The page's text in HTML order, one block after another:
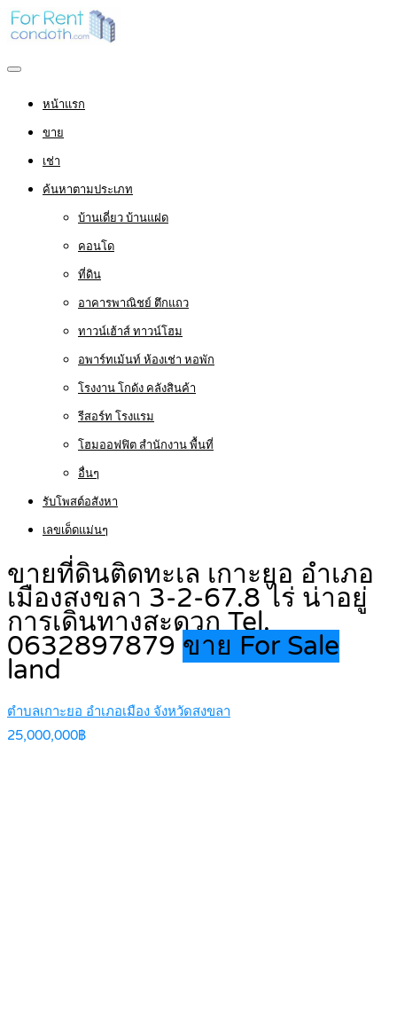
หน้าแรก
ขาย
เช่า
ค้นหาตามประเภท
บ้านเดี่ยว บ้านแฝด
คอนโด
ที่ดิน
อาคารพาณิชย์ ตึกแถว
ทาวน์เฮ้าส์ ทาวน์โฮม
อพาร์ทเม้นท์ ห้องเช่า หอพัก
โรงงาน โกดัง คลังสินค้า
รีสอร์ท โรงแรม
โฮมออฟฟิต สำนักงาน พื้นที่
อื่นๆ
รับโพสต์อสังหา
เลขเด็ดแม่นๆ
ขายที่ดินติดทะเล เกาะยอ อำเภอ
เมืองสงขลา 3-2-67.8 ไร่ น่าอยู่
การเดินทางสะดวก Tel.
0632897879 ขาย For Sale
land
ตำบลเกาะยอ อำเภอเมือง จังหวัดสงขลา
25,000,000฿